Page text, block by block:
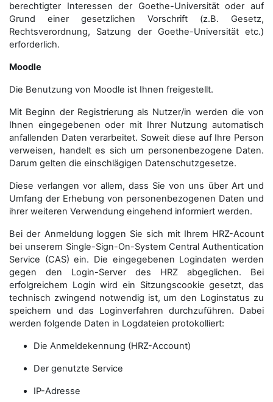
berechtigter Interessen der Goethe-Universität oder auf
Grund einer gesetzlichen Vorschrift (z.B. Gesetz,
Rechtsverordnung, Satzung der Goethe-Universität etc.)
erforderlich.
Moodle
Die Benutzung von Moodle ist Ihnen freigestellt.
Mit Beginn der Registrierung als Nutzer/in werden die von
Ihnen eingegebenen oder mit Ihrer Nutzung automatisch
anfallenden Daten verarbeitet. Soweit diese auf Ihre Person
verweisen, handelt es sich um personenbezogene Daten.
Darum gelten die einschlägigen Datenschutzgesetze.
Diese verlangen vor allem, dass Sie von uns über Art und
Umfang der Erhebung von personenbezogenen Daten und
ihrer weiteren Verwendung eingehend informiert werden.
Bei der Anmeldung loggen Sie sich mit Ihrem HRZ-Acount
bei unserem Single-Sign-On-System Central Authentication
Service (CAS) ein. Die eingegebenen Logindaten werden
gegen den Login-Server des HRZ abgeglichen. Bei
erfolgreichem Login wird ein Sitzungscookie gesetzt, das
technisch zwingend notwendig ist, um den Loginstatus zu
speichern und das Loginverfahren durchzuführen. Dabei
werden folgende Daten in Logdateien protokolliert:
Die Anmeldekennung (HRZ-Account)
Der genutzte Service
IP-Adresse